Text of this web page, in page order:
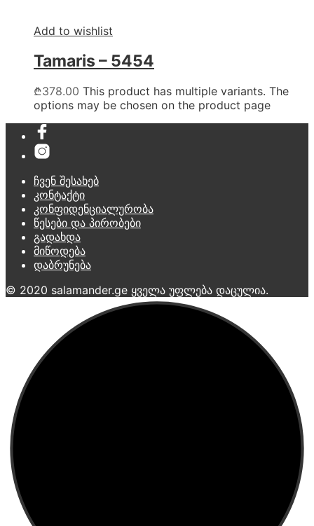
Add to wishlist
Tamaris – 5454
₾378.00 This product has multiple variants. The
options may be chosen on the product page
ჩვენ შესახებ
კონტაქტი
კონფიდენციალურობა
წესები და პირობები
გადახდა
მიწოდება
დაბრუნება
© 2020 salamander.ge ყველა უფლება დაცულია.